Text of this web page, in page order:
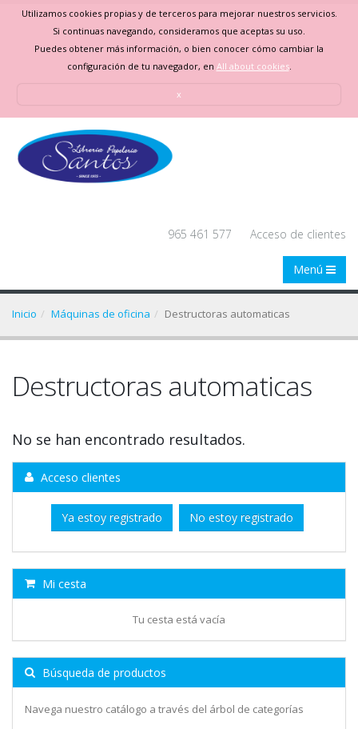
Utilizamos cookies propias y de terceros para mejorar nuestros servicios.
Si continuas navegando, consideramos que aceptas su uso.
Puedes obtener más información, o bien conocer cómo cambiar la
configuración de tu navegador, en All about cookies.
x
965 461 577 Acceso de clientes
Menú
Inicio Máquinas de oficina Destructoras automaticas
Destructoras automaticas
No se han encontrado resultados.
Acceso clientes
Ya estoy registrado No estoy registrado
Mi cesta
Tu cesta está vacía
Búsqueda de productos
Navega nuestro catálogo a través del árbol de categorías